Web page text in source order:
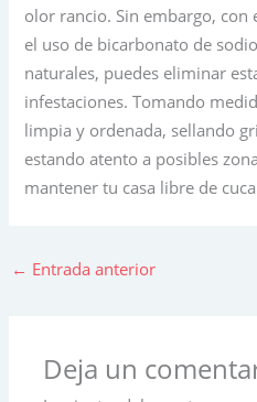
olor rancio. Sin embargo, con
el uso de bicarbonato de
naturales, puedes eliminar
infestaciones. Tomando
limpia y ordenada, sellando
estando atento a posibles
mantener tu casa libre de
← Entrada anterior
Deja un